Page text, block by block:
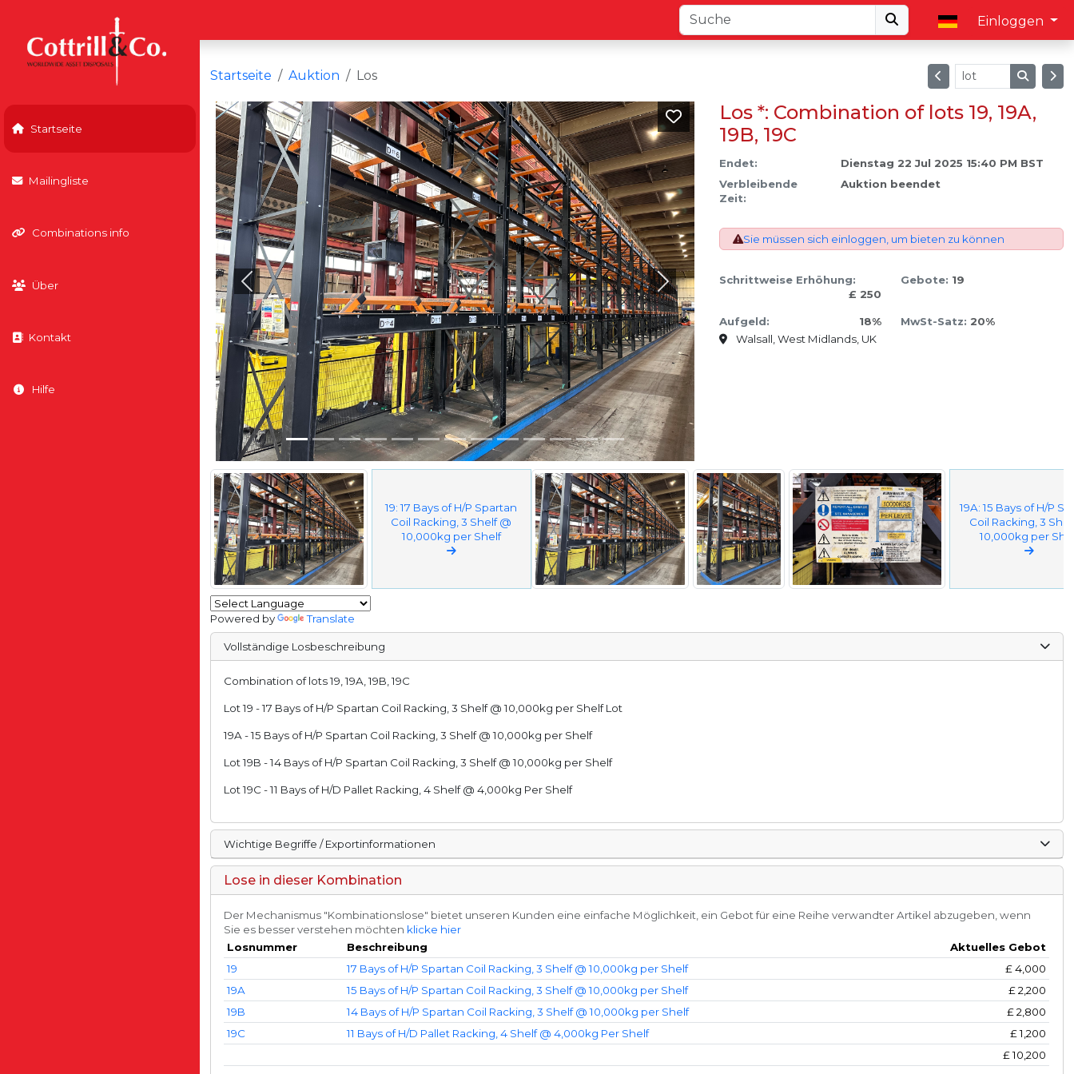
Einloggen
Startseite
Mailingliste
Combinations info
Über
Kontakt
Hilfe
Startseite Auktion Los
Previous Next
Los *: Combination of lots 19, 19A,
19B, 19C
Endet:
Dienstag 22 Jul 2025 15:40 PM BST
Verbleibende
Zeit:
Auktion beendet
Sie müssen sich einloggen, um bieten zu können
Schrittweise Erhöhung:
£ 250
Gebote: 19
Aufgeld: 18% MwSt-Satz:20%
Walsall, West Midlands, UK
19: 17 Bays of H/P Spartan
Coil Racking, 3 Shelf @
10,000kg per Shelf
19A: 15 Bays of H/P
Coil Racking, 3
10,000kg per
Powered by Translate
Vollständige Losbeschreibung
Combination of lots 19, 19A, 19B, 19C
Lot 19 - 17 Bays of H/P Spartan Coil Racking, 3 Shelf @ 10,000kg per Shelf Lot
19A - 15 Bays of H/P Spartan Coil Racking, 3 Shelf @ 10,000kg per Shelf
Lot 19B - 14 Bays of H/P Spartan Coil Racking, 3 Shelf @ 10,000kg per Shelf
Lot 19C - 11 Bays of H/D Pallet Racking, 4 Shelf @ 4,000kg Per Shelf
Wichtige Begriffe / Exportinformationen
Lose in dieser Kombination
Der Mechanismus "Kombinationslose" bietet unseren Kunden eine einfache Möglichkeit, ein Gebot für eine Reihe verwandter Artikel abzugeben, wenn
Sie es besser verstehen möchten klicke hier
Losnummer
Beschreibung
Aktuelles Gebot
19
17 Bays of H/P Spartan Coil Racking, 3 Shelf @ 10,000kg per Shelf £4,000
19A
15 Bays of H/P Spartan Coil Racking, 3 Shelf @ 10,000kg per Shelf £2,200
19B
14 Bays of H/P Spartan Coil Racking, 3 Shelf @ 10,000kg per Shelf £2,800
19C
11 Bays of H/D Pallet Racking, 4 Shelf @ 4,000kg Per Shelf £1,200
£10,200